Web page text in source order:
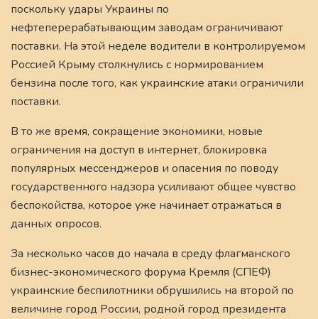
поскольку удары Украины по
нефтеперерабатывающим заводам ограничивают
поставки. На этой неделе водители в контролируемом
Россией Крыму столкнулись с нормированием
бензина после того, как украинские атаки ограничили
поставки.
В то же время, сокращение экономики, новые
ограничения на доступ в интернет, блокировка
популярных мессенджеров и опасения по поводу
государственного надзора усиливают общее чувство
беспокойства, которое уже начинает отражаться в
данных опросов.
За несколько часов до начала в среду флагманского
бизнес-экономического форума Кремля (СПЕФ)
украинские беспилотники обрушились на второй по
величине город России, родной город президента